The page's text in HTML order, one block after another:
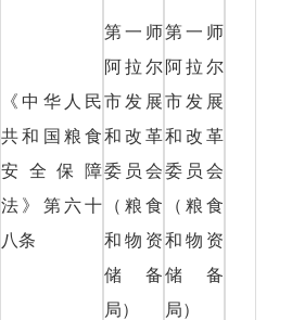
《中华人民
共和国粮食
安全保障
法》第六十
八条
第一师
阿拉尔
市发展
和改革
委员会
（粮食
和物资
储备
局）
第一师
阿拉尔
市发展
和改革
委员会
（粮食
和物资
储备
局）